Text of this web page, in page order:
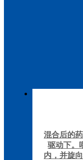
混合后的
驱动下。
内，并旋